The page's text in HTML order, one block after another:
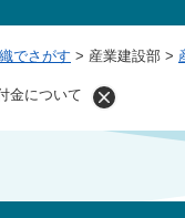
でさがす > 産業建設部 >
金について